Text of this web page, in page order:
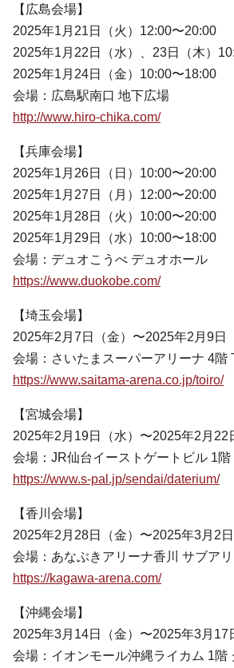
【広島会場】
2025年1月21日（火）12:00〜20:00
2025年1月22日（水）、23日（木）
2025年1月24日（金）10:00〜18:00
会場：広島駅南口 地下広場
http://www.hiro-chika.com/
【兵庫会場】
2025年1月26日（日）10:00〜20:00
2025年1月27日（月）12:00〜20:00
2025年1月28日（火）10:00〜20:00
2025年1月29日（水）10:00〜18:00
会場：デュオこうべ デュオホール
https://www.duokobe.com/
【埼玉会場】
2025年2月7日（金）〜2025年2月9日
会場：さいたまスーパーアリーナ 4階
https://www.saitama-arena.co.jp/toiro/
【宮城会場】
2025年2月19日（水）〜2025年2月22
会場：JR仙台イーストゲートビル 1階
https://www.s-pal.jp/sendai/daterium/
【香川会場】
2025年2月28日（金）〜2025年3月2日
会場：あなぶきアリーナ香川 サブア
https://kagawa-arena.com/
【沖縄会場】
2025年3月14日（金）〜2025年3月17
会場：イオンモール沖縄ライカム 1階